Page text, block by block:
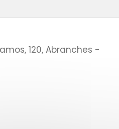
120, Abranches -